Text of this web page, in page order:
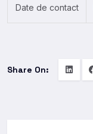
Date de contact
Share On: